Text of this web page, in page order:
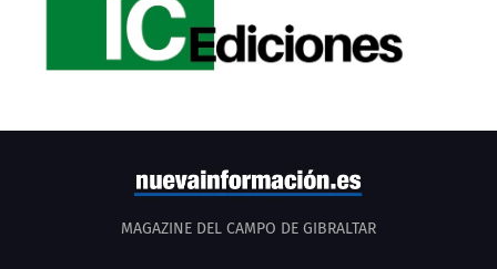
MAGAZINE DEL CAMPO DE GIBRALTAR